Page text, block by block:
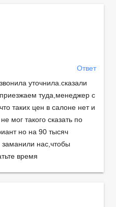
Ответ
уточнила.сказали
туда,менеджер с
таких цен в салоне нет и
мог такого сказать по
но на 90 тысяч
заманили нас,чтобы
время